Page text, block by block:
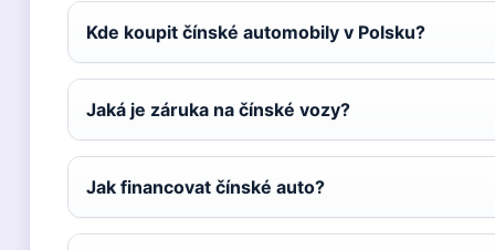
Kde koupit čínské automobily v Polsku?
Jaká je záruka na čínské vozy?
Jak financovat čínské auto?